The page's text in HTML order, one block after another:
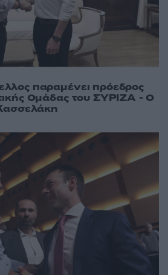
παραμένει πρόεδρος
Ομάδας του ΣΥΡΙΖΑ - Ο